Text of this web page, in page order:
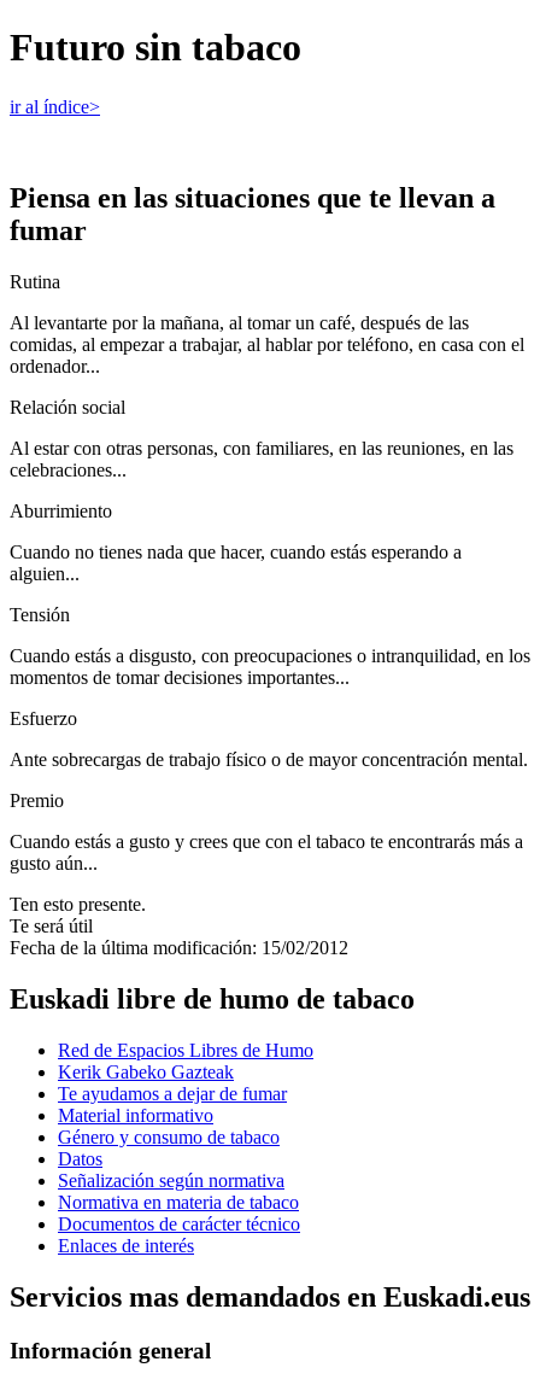
Futuro sin tabaco
ir al índice>
Piensa en las situaciones que te llevan a
fumar
Rutina
Al levantarte por la mañana, al tomar un café, después de las
comidas, al empezar a trabajar, al hablar por teléfono, en casa con el
ordenador...
Relación social
Al estar con otras personas, con familiares, en las reuniones, en las
celebraciones...
Aburrimiento
Cuando no tienes nada que hacer, cuando estás esperando a
alguien...
Tensión
Cuando estás a disgusto, con preocupaciones o intranquilidad, en los
momentos de tomar decisiones importantes...
Esfuerzo
Ante sobrecargas de trabajo físico o de mayor concentración mental.
Premio
Cuando estás a gusto y crees que con el tabaco te encontrarás más a
gusto aún...
Ten esto presente.
Te será útil
Fecha de la última modificación: 15/02/2012
Euskadi libre de humo de tabaco
Red de Espacios Libres de Humo
Kerik Gabeko Gazteak
Te ayudamos a dejar de fumar
Material informativo
Género y consumo de tabaco
Datos
Señalización según normativa
Normativa en materia de tabaco
Documentos de carácter técnico
Enlaces de interés
Servicios mas demandados en Euskadi.eus
Información general